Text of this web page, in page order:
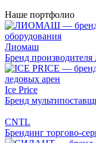
Наше портфолио
Лиомаш
Бренд
Ice Price
Бренд
CNTL
Брендинг торгово-